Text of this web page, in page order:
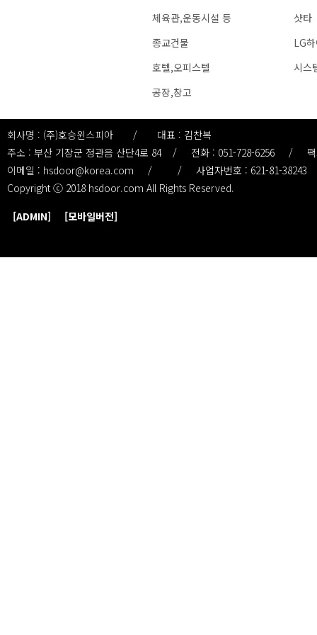
체육관,운동시설 등
종교건물
호텔,오피스텔
공장,창고
샷타
LG
시스
회사명 : (주)호승윈스피아 / 대표 : 김찬복
주소 : 부산 기장군 정관읍 산단4로 84/ 전화 : 051-728-6256 /
이메일 : hsdoor@korea.com / / 사업자번호 : 621-81-38243
Copyright ⓒ 2018 hsdoor.com All Rights Reserved.
[ADMIN]
[모바일버전]